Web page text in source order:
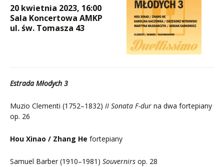
20 kwietnia 2023, 16:00
Sala Koncertowa AMKP
ul. św. Tomasza 43
Estrada Młodych 3
Muzio Clementi (1752–1832) II Sonata F-dur na dwa fortepiany
op. 26
Hou Xinao / Zhang He fortepiany
Samuel Barber (1910–1981) Souvernirs op. 28